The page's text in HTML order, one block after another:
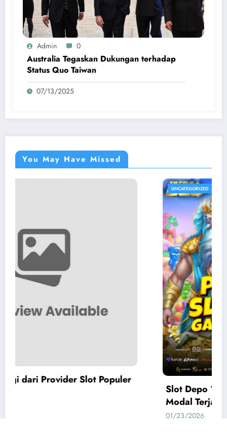
Admin 0
Australia Tegaskan Dukungan terhadap
Status Quo Taiwan
07/13/2025
You May Have Missed
Slot Depo 10k: Pilihan Slot Gacor Depo 10k